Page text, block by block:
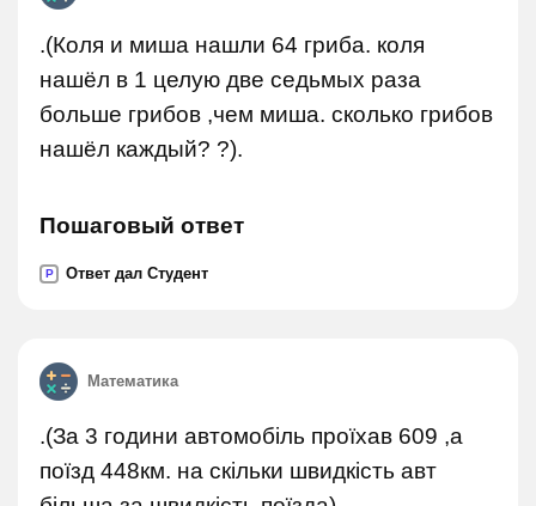
.(Коля и миша нашли 64 гриба. коля
нашёл в 1 целую две седьмых раза
больше грибов ,чем миша. сколько грибов
нашёл каждый? ?).
Пошаговый ответ
P Ответ дал Студент
Математика
.(За 3 години автомобіль проїхав 609 ,а
поїзд 448км. на скільки швидкість авт